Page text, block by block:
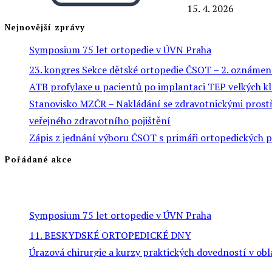
15. 4. 2026
Nejnovější zprávy
Symposium 75 let ortopedie v ÚVN Praha
23. kongres Sekce dětské ortopedie ČSOT – 2.
ATB profylaxe u pacientů po implantaci TEP velkých
Stanovisko MZČR – Nakládání se zdravotnickými
veřejného zdravotního pojištění
Zápis z jednání výboru ČSOT s primáři ortopedických
Pořádané akce
Symposium 75 let ortopedie v ÚVN Praha
11. BESKYDSKÉ ORTOPEDICKÉ DNY
Úrazová chirurgie a kurzy praktických dovedností v